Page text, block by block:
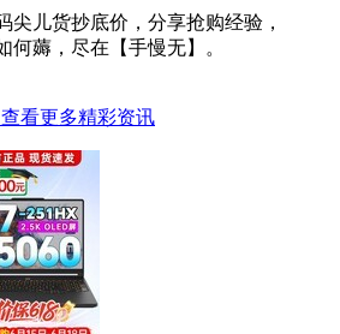
尖儿货抄底价，分享抢购经验，
何薅，尽在【手慢无】。
看更多精彩资讯